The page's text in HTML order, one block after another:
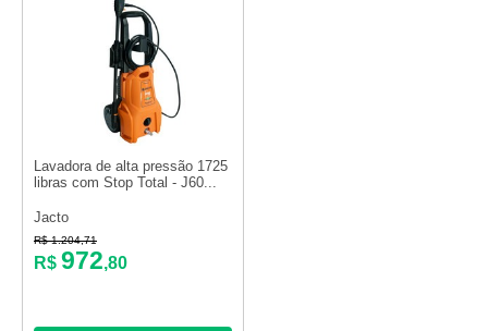
Lavadora de alta pressão 1725
libras com Stop Total - J60...
Jacto
R$ 1.204,71
R$ 972,80